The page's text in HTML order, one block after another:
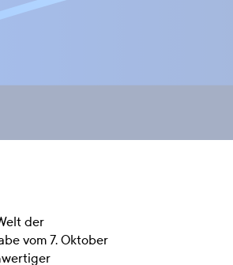
der
vom 7. Oktober